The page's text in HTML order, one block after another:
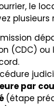
le
plusieurs
(CDC) ou
par
(étape